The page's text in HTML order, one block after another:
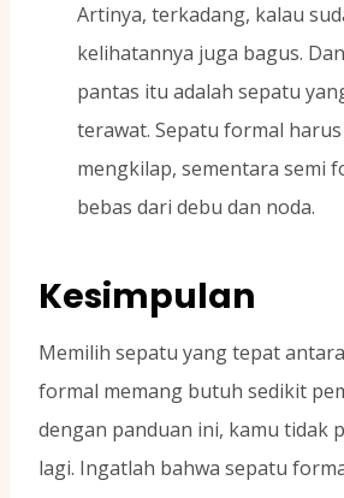
Artinya, terkadang, kalau
kelihatannya juga bagus.
pantas itu adalah sepatu
terawat. Sepatu formal
mengkilap, sementara semi
bebas dari debu dan noda.
Kesimpulan
Memilih sepatu yang tepat
formal memang butuh sedikit
dengan panduan ini, kamu tidak
lagi. Ingatlah bahwa sepatu